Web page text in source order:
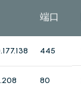
端口
445
80